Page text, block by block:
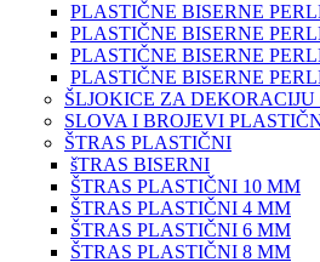
PLASTIČNE BISERNE
PLASTIČNE BISERNE
PLASTIČNE BISERNE
PLASTIČNE BISERNE
ŠLJOKICE ZA
SLOVA I BROJEVI
ŠTRAS PLASTIČNI
šTRAS BISERNI
ŠTRAS PLASTIČNI 10 MM
ŠTRAS PLASTIČNI 4 MM
ŠTRAS PLASTIČNI 6 MM
ŠTRAS PLASTIČNI 8 MM